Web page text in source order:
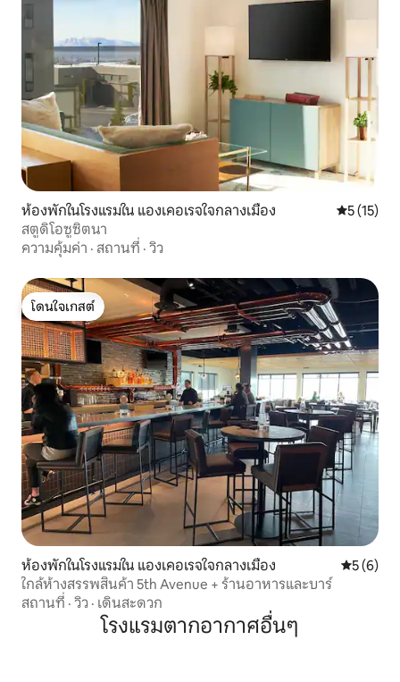
ห้องพักในโรงแรมใน แองเคอเรจใจกลางเมือง คะแนนเฉลี่
5 (15)
สตูดิโอซูซิตนา
ความคุ้มค่า · สถานที่ · วิว
โดนใจเกสต์
โดนใจเกสต์
ห้องพักในโรงแรมใน แองเคอเรจใจกลางเมือง คะแนนเฉ
5 (6)
ใกล้ห้างสรรพสินค้า 5th Avenue + ร้านอาหารและบาร์
สถานที่ · วิว · เดินสะดวก
โรงแรมตากอากาศอื่นๆ